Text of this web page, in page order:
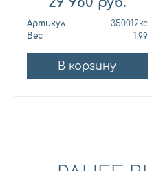
Артикул
350012кс
Вес
1,99
В корзину